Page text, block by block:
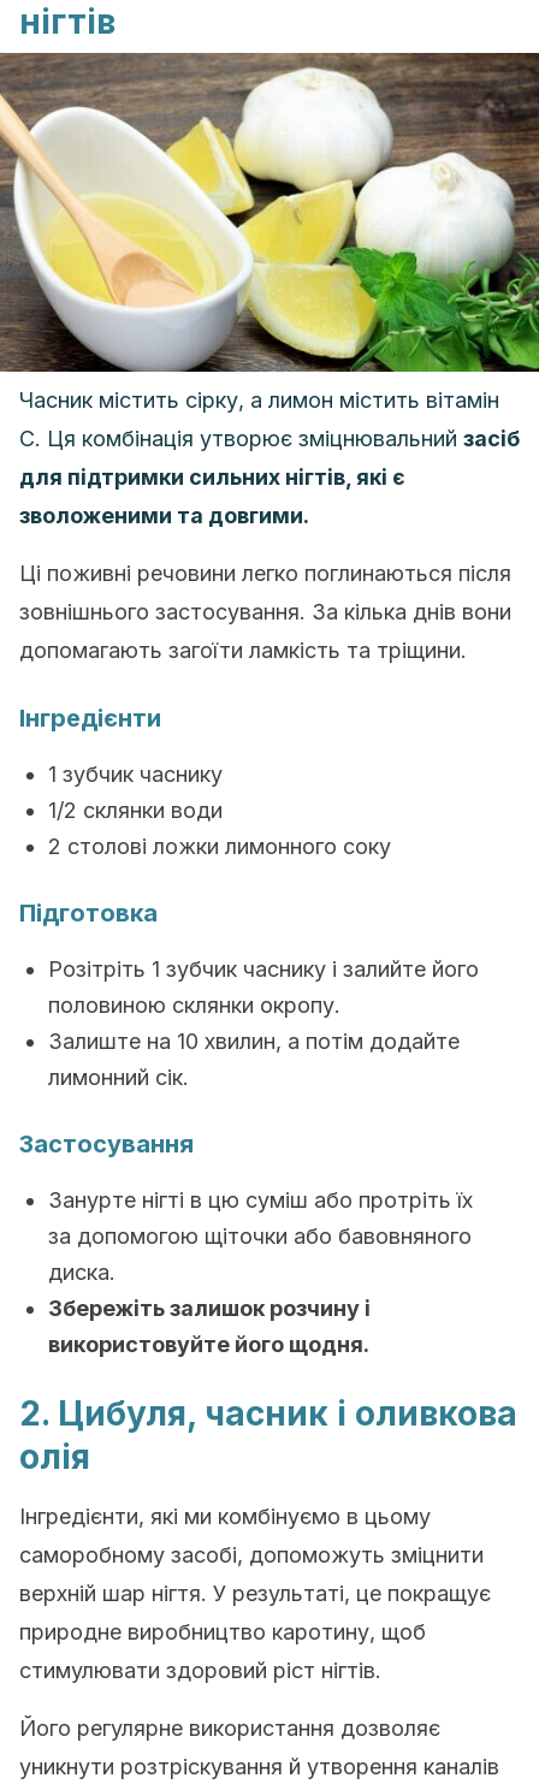
нігтів
Часник містить сірку, а лимон містить вітамін
С. Ця комбінація утворює зміцнювальний засіб
для підтримки сильних нігтів, які є
зволоженими та довгими.
Ці поживні речовини легко поглинаються після
зовнішнього застосування. За кілька днів вони
допомагають загоїти ламкість та тріщини.
Інгредієнти
1 зубчик часнику
1/2 склянки води
2 столові ложки лимонного соку
Підготовка
Розітріть 1 зубчик часнику і залийте його
половиною склянки окропу.
Залиште на 10 хвилин, а потім додайте
лимонний сік.
Застосування
Занурте нігті в цю суміш або протріть їх
за допомогою щіточки або бавовняного
диска.
Збережіть залишок розчину і
використовуйте його щодня.
2. Цибуля, часник і оливкова
олія
Інгредієнти, які ми комбінуємо в цьому
саморобному засобі, допоможуть зміцнити
верхній шар нігтя. У результаті, це покращує
природне виробництво каротину, щоб
стимулювати здоровий ріст нігтів.
Його регулярне використання дозволяє
уникнути розтріскування й утворення каналів